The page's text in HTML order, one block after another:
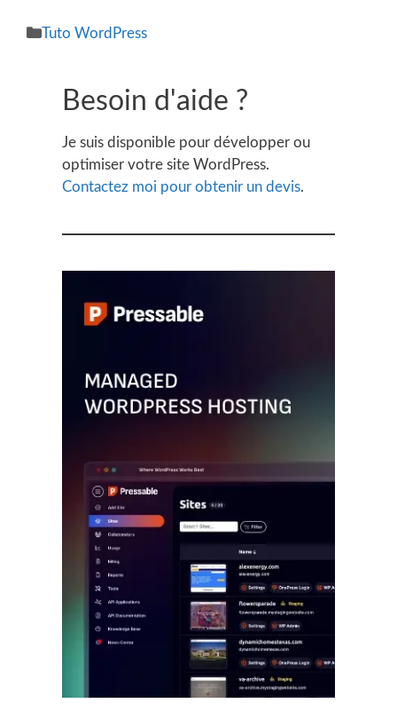
Catégories
Tuto WordPress
Besoin d'aide ?
Je suis disponible pour développer ou
optimiser votre site WordPress.
Contactez moi pour obtenir un devis.